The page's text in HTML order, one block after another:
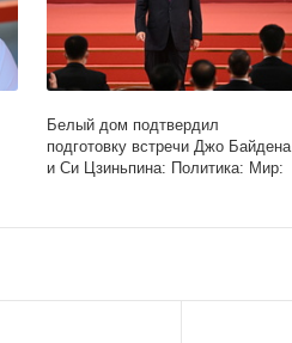
Белый дом подтвердил
подготовку встречи Джо Байдена
и Си Цзиньпина: Политика: Мир: